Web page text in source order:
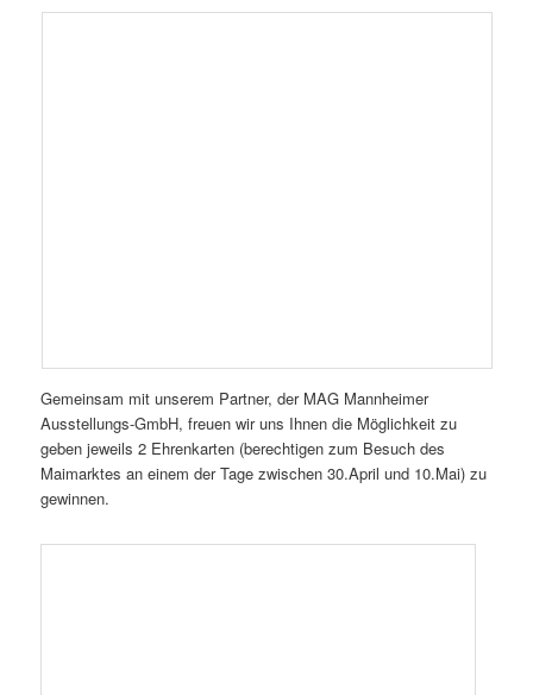
Gemeinsam mit unserem Partner, der MAG Mannheimer
Ausstellungs-GmbH, freuen wir uns Ihnen die Möglichkeit zu
geben jeweils 2 Ehrenkarten (berechtigen zum Besuch des
Maimarktes an einem der Tage zwischen 30.April und 10.Mai) zu
gewinnen.